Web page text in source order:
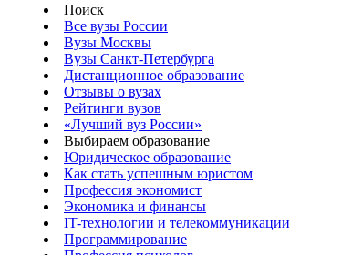
Поиск
Все вузы России
Вузы Москвы
Вузы Санкт-Петербурга
Дистанционное образование
Отзывы о вузах
Рейтинги вузов
«Лучший вуз России»
Выбираем образование
Юридическое образование
Как стать успешным юристом
Профессия экономист
Экономика и финансы
IT-технологии и телекоммуникации
Программирование